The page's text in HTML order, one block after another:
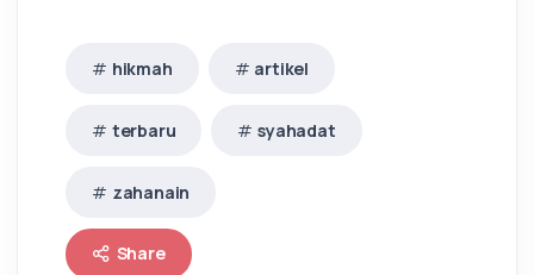
hikmah artikel
terbaru syahadat
zahanain
Share